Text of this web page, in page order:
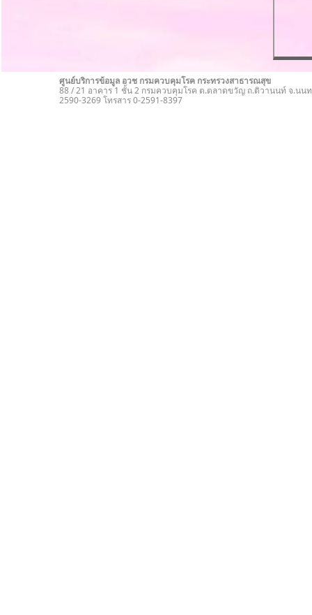
ศูนย์บริการข้อมูล อวช กรมควบคุมโรค กระทรวงสาธารณสุข
88 / 21 อาคาร 1 ชั้น 2 กรมควบคุมโรค ต.ตลาดขวัญ ถ.ติวานนท์ จ.นน
2590-3269 โทรสาร 0-2591-8397